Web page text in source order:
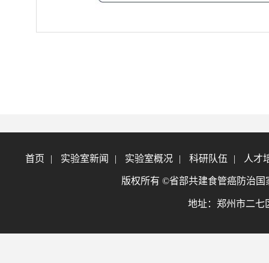
首页 | 实验室新闻 | 实验室概况 | 科研队伍 | 人才
版权所有 ©省部共建食管癌防治国
地址：郑州市二七